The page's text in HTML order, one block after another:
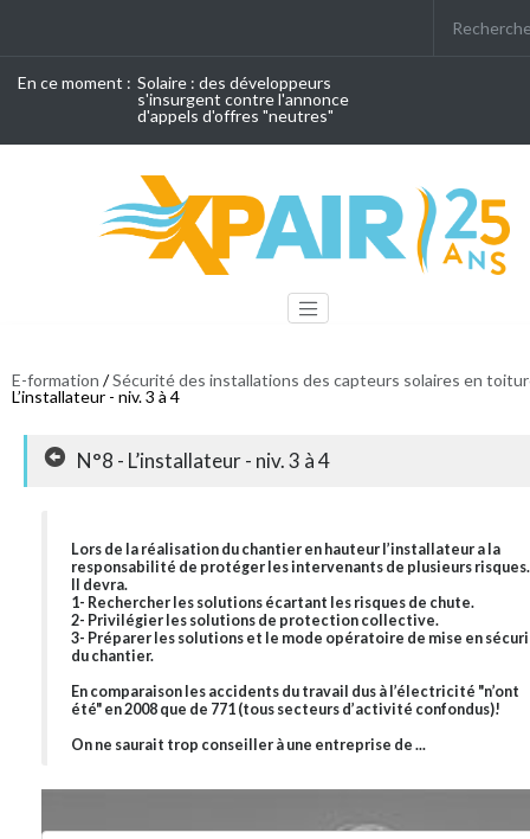
En ce moment : Solaire : des développeurs
s'insurgent contre l'annonce
d'appels d'offres "neutres"
E-formation /Sécurité des installations des capteurs solaires en
L’installateur - niv. 3 à 4
N°8 - L’installateur - niv. 3 à 4
Lors de la réalisation du chantier en hauteur l’installateur a la
responsabilité de protéger les intervenants de plusieurs risques.
Il devra.
1- Rechercher les solutions écartant les risques de chute.
2- Privilégier les solutions de protection collective.
3- Préparer les solutions et le mode opératoire de mise en
du chantier.
En comparaison les accidents du travail dus à l’électricité "n’ont
été" en 2008 que de 771 (tous secteurs d’activité confondus)!
On ne saurait trop conseiller à une entreprise de ...